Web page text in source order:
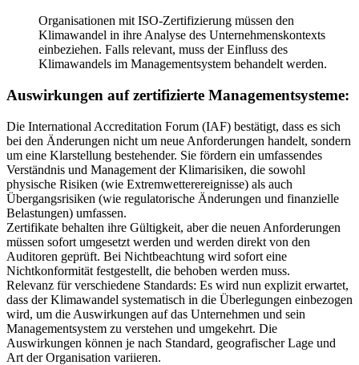
Organisationen mit ISO-Zertifizierung müssen den
Klimawandel in ihre Analyse des Unternehmenskontexts
einbeziehen. Falls relevant, muss der Einfluss des
Klimawandels im Managementsystem behandelt werden.
Auswirkungen auf zertifizierte Managementsysteme:
Die International Accreditation Forum (IAF) bestätigt, dass es sich
bei den Änderungen nicht um neue Anforderungen handelt, sondern
um eine Klarstellung bestehender. Sie fördern ein umfassendes
Verständnis und Management der Klimarisiken, die sowohl
physische Risiken (wie Extremwetterereignisse) als auch
Übergangsrisiken (wie regulatorische Änderungen und finanzielle
Belastungen) umfassen.
Zertifikate behalten ihre Gültigkeit, aber die neuen Anforderungen
müssen sofort umgesetzt werden und werden direkt von den
Auditoren geprüft. Bei Nichtbeachtung wird sofort eine
Nichtkonformität festgestellt, die behoben werden muss.
Relevanz für verschiedene Standards: Es wird nun explizit erwartet,
dass der Klimawandel systematisch in die Überlegungen einbezogen
wird, um die Auswirkungen auf das Unternehmen und sein
Managementsystem zu verstehen und umgekehrt. Die
Auswirkungen können je nach Standard, geografischer Lage und
Art der Organisation variieren.